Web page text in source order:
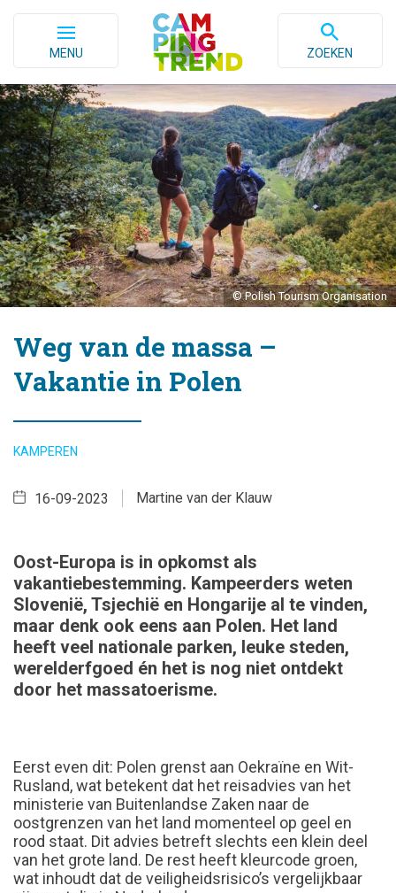
MENU ZOEKEN
© Polish Tourism Organisation
Weg van de massa –
Vakantie in Polen
KAMPEREN
Martine van der Klauw
16-09-2023
Oost-Europa is in opkomst als
vakantiebestemming. Kampeerders weten
Slovenië, Tsjechië en Hongarije al te vinden,
maar denk ook eens aan Polen. Het land
heeft veel nationale parken, leuke steden,
werelderfgoed én het is nog niet ontdekt
door het massatoerisme.
Eerst even dit: Polen grenst aan Oekraïne en Wit-
Rusland, wat betekent dat het reisadvies van het
ministerie van Buitenlandse Zaken naar de
oostgrenzen van het land momenteel op geel en
rood staat. Dit advies betreft slechts een klein deel
van het grote land. De rest heeft kleurcode groen,
wat inhoudt dat de veiligheidsrisico’s vergelijkbaar